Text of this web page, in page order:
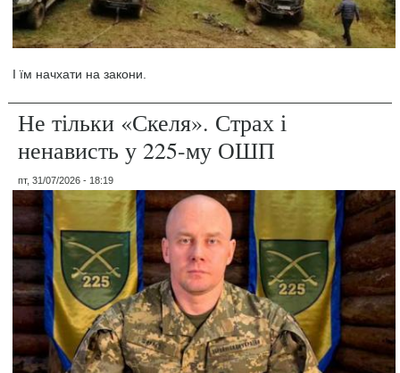
І їм начхати на закони.
Не тільки «Скеля». Страх і
ненависть у 225-му ОШП
пт, 31/07/2026 - 18:19